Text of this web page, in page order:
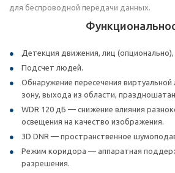
для беспроводной передачи данных.
Детекция движения, лиц
Подсчет людей.
Обнаружение пересечения виртуальной
зону, выхода из области,
WDR 120 дБ — снижение влияния
освещения на качество изображения.
3D DNR — пространственное
Режим коридора — аппаратная
разрешения.